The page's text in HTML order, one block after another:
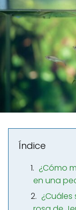
Índice
¿Cómo
en una